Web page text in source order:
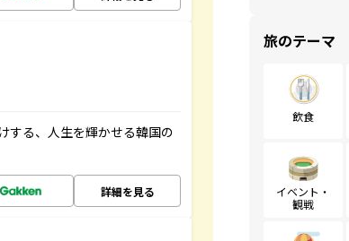
する、人生を輝かせる韓国の
詳細を見る
旅のテーマ
飲食
イベント・
観戦